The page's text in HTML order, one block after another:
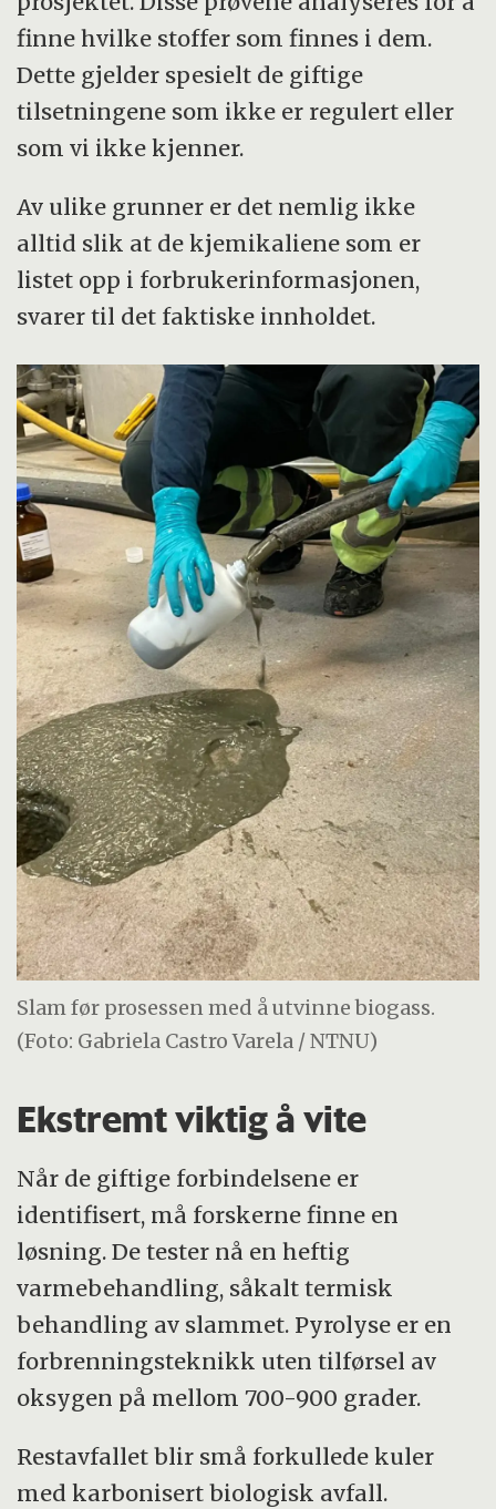
finne hvilke stoffer som finnes i dem.
Dette gjelder spesielt de giftige
tilsetningene som ikke er regulert eller
som vi ikke kjenner.
Av ulike grunner er det nemlig ikke
alltid slik at de kjemikaliene som er
listet opp i forbrukerinformasjonen,
svarer til det faktiske innholdet.
Slam før prosessen med å utvinne biogass.
(Foto: Gabriela Castro Varela / NTNU)
Ekstremt viktig å vite
Når de giftige forbindelsene er
identifisert, må forskerne finne en
løsning. De tester nå en heftig
varmebehandling, såkalt termisk
behandling av slammet. Pyrolyse er en
forbrenningsteknikk uten tilførsel av
oksygen på mellom 700-900 grader.
Restavfallet blir små forkullede kuler
med karbonisert biologisk avfall.